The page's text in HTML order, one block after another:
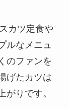
カツ定食や
ルなメニュ
のファンを
げたカツは
がりです。